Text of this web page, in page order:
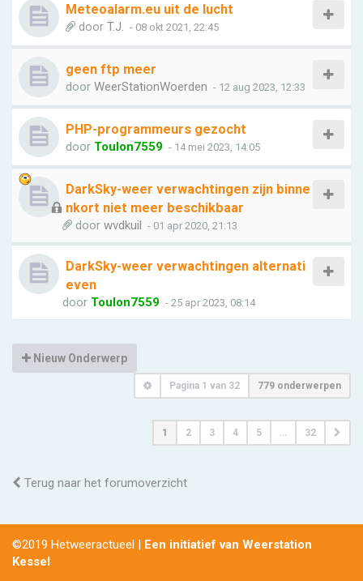
Meteoalarm.eu uit de lucht
door T.J. - 08 okt 2021, 22:45
geen ftp meer
door WeerStationWoerden - 12 aug 2023, 12:33
PHP-programmeurs gezocht
door Toulon7559 - 14 mei 2023, 14:05
DarkSky-weer verwachtingen zijn binne
nkort niet meer beschikbaar
door wvdkuil - 01 apr 2020, 21:13
DarkSky-weer verwachtingen alternati
even
door Toulon7559 - 25 apr 2023, 08:14
Nieuw Onderwerp
Pagina 1 van 32 779 onderwerpen
1 2 3 4 5 … 32
Terug naar het forumoverzicht
©2019 Hetweeractueel | Een initiatief van Weerstation
Kessel